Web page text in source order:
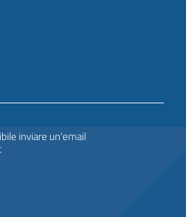
inviare un’email